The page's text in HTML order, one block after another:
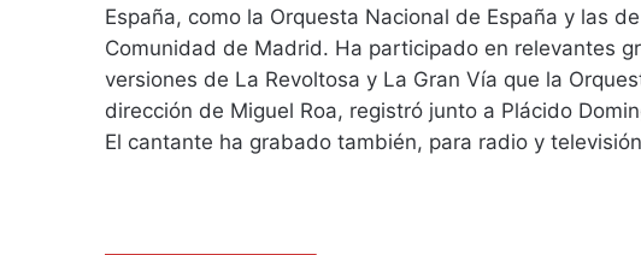
España, como la Orquesta Nacional de España y las
Comunidad de Madrid. Ha participado en relevantes
versiones de La Revoltosa y La Gran Vía que la
dirección de Miguel Roa, registró junto a Plácido
El cantante ha grabado también, para radio y